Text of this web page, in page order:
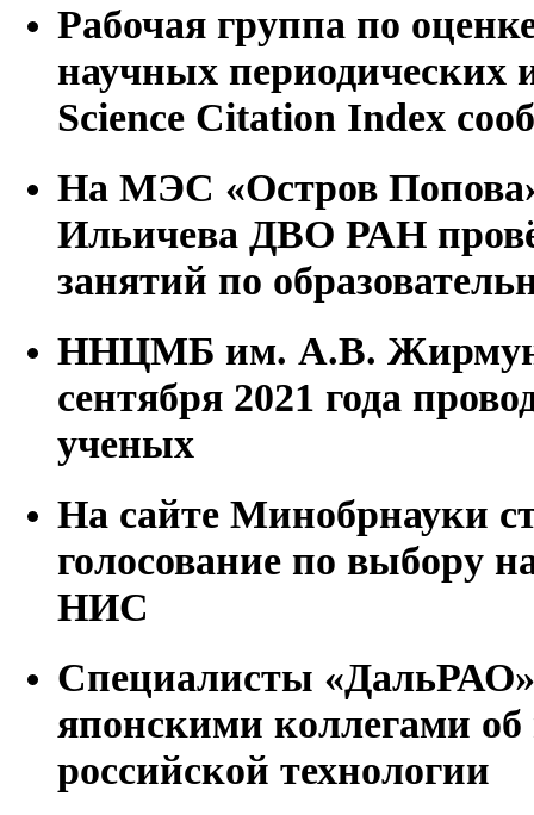
Рабочая группа по
научных периодических
Science Citation Index
На МЭС «Остров
Ильичева ДВО РАН
занятий по
ННЦМБ им. А.В.
сентября 2021 года
ученых
На сайте Минобрнауки
голосование по выбору
НИС
Специалисты «ДальРАО»
японскими коллегами об
российской технологии